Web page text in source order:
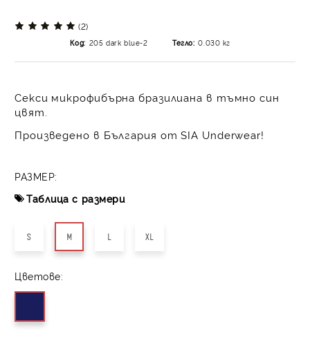
(2)
Код: 205 dark blue-2 Тегло: 0.030 кг
Секси микрофибърна бразилиана в тъмно син
цвят.
Произведено в България от SIA Underwear!
РАЗМЕР:
Таблица с размери
S M L XL
Цветове: